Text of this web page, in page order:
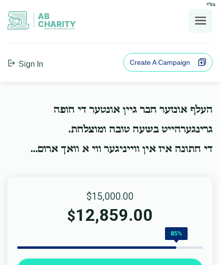
בס"ד
AB
CHARITY
powerd by ahblicklive.com
Sign In Create A Campaign
העלף אונזער חבר גיין אונטער די חופה
גרינגערהייט בשעה טובה ומוצלחת.
די חתונה איז אין ווייניגער ווי א וואך ארום...
$15,000.00
$12,859.00
85%